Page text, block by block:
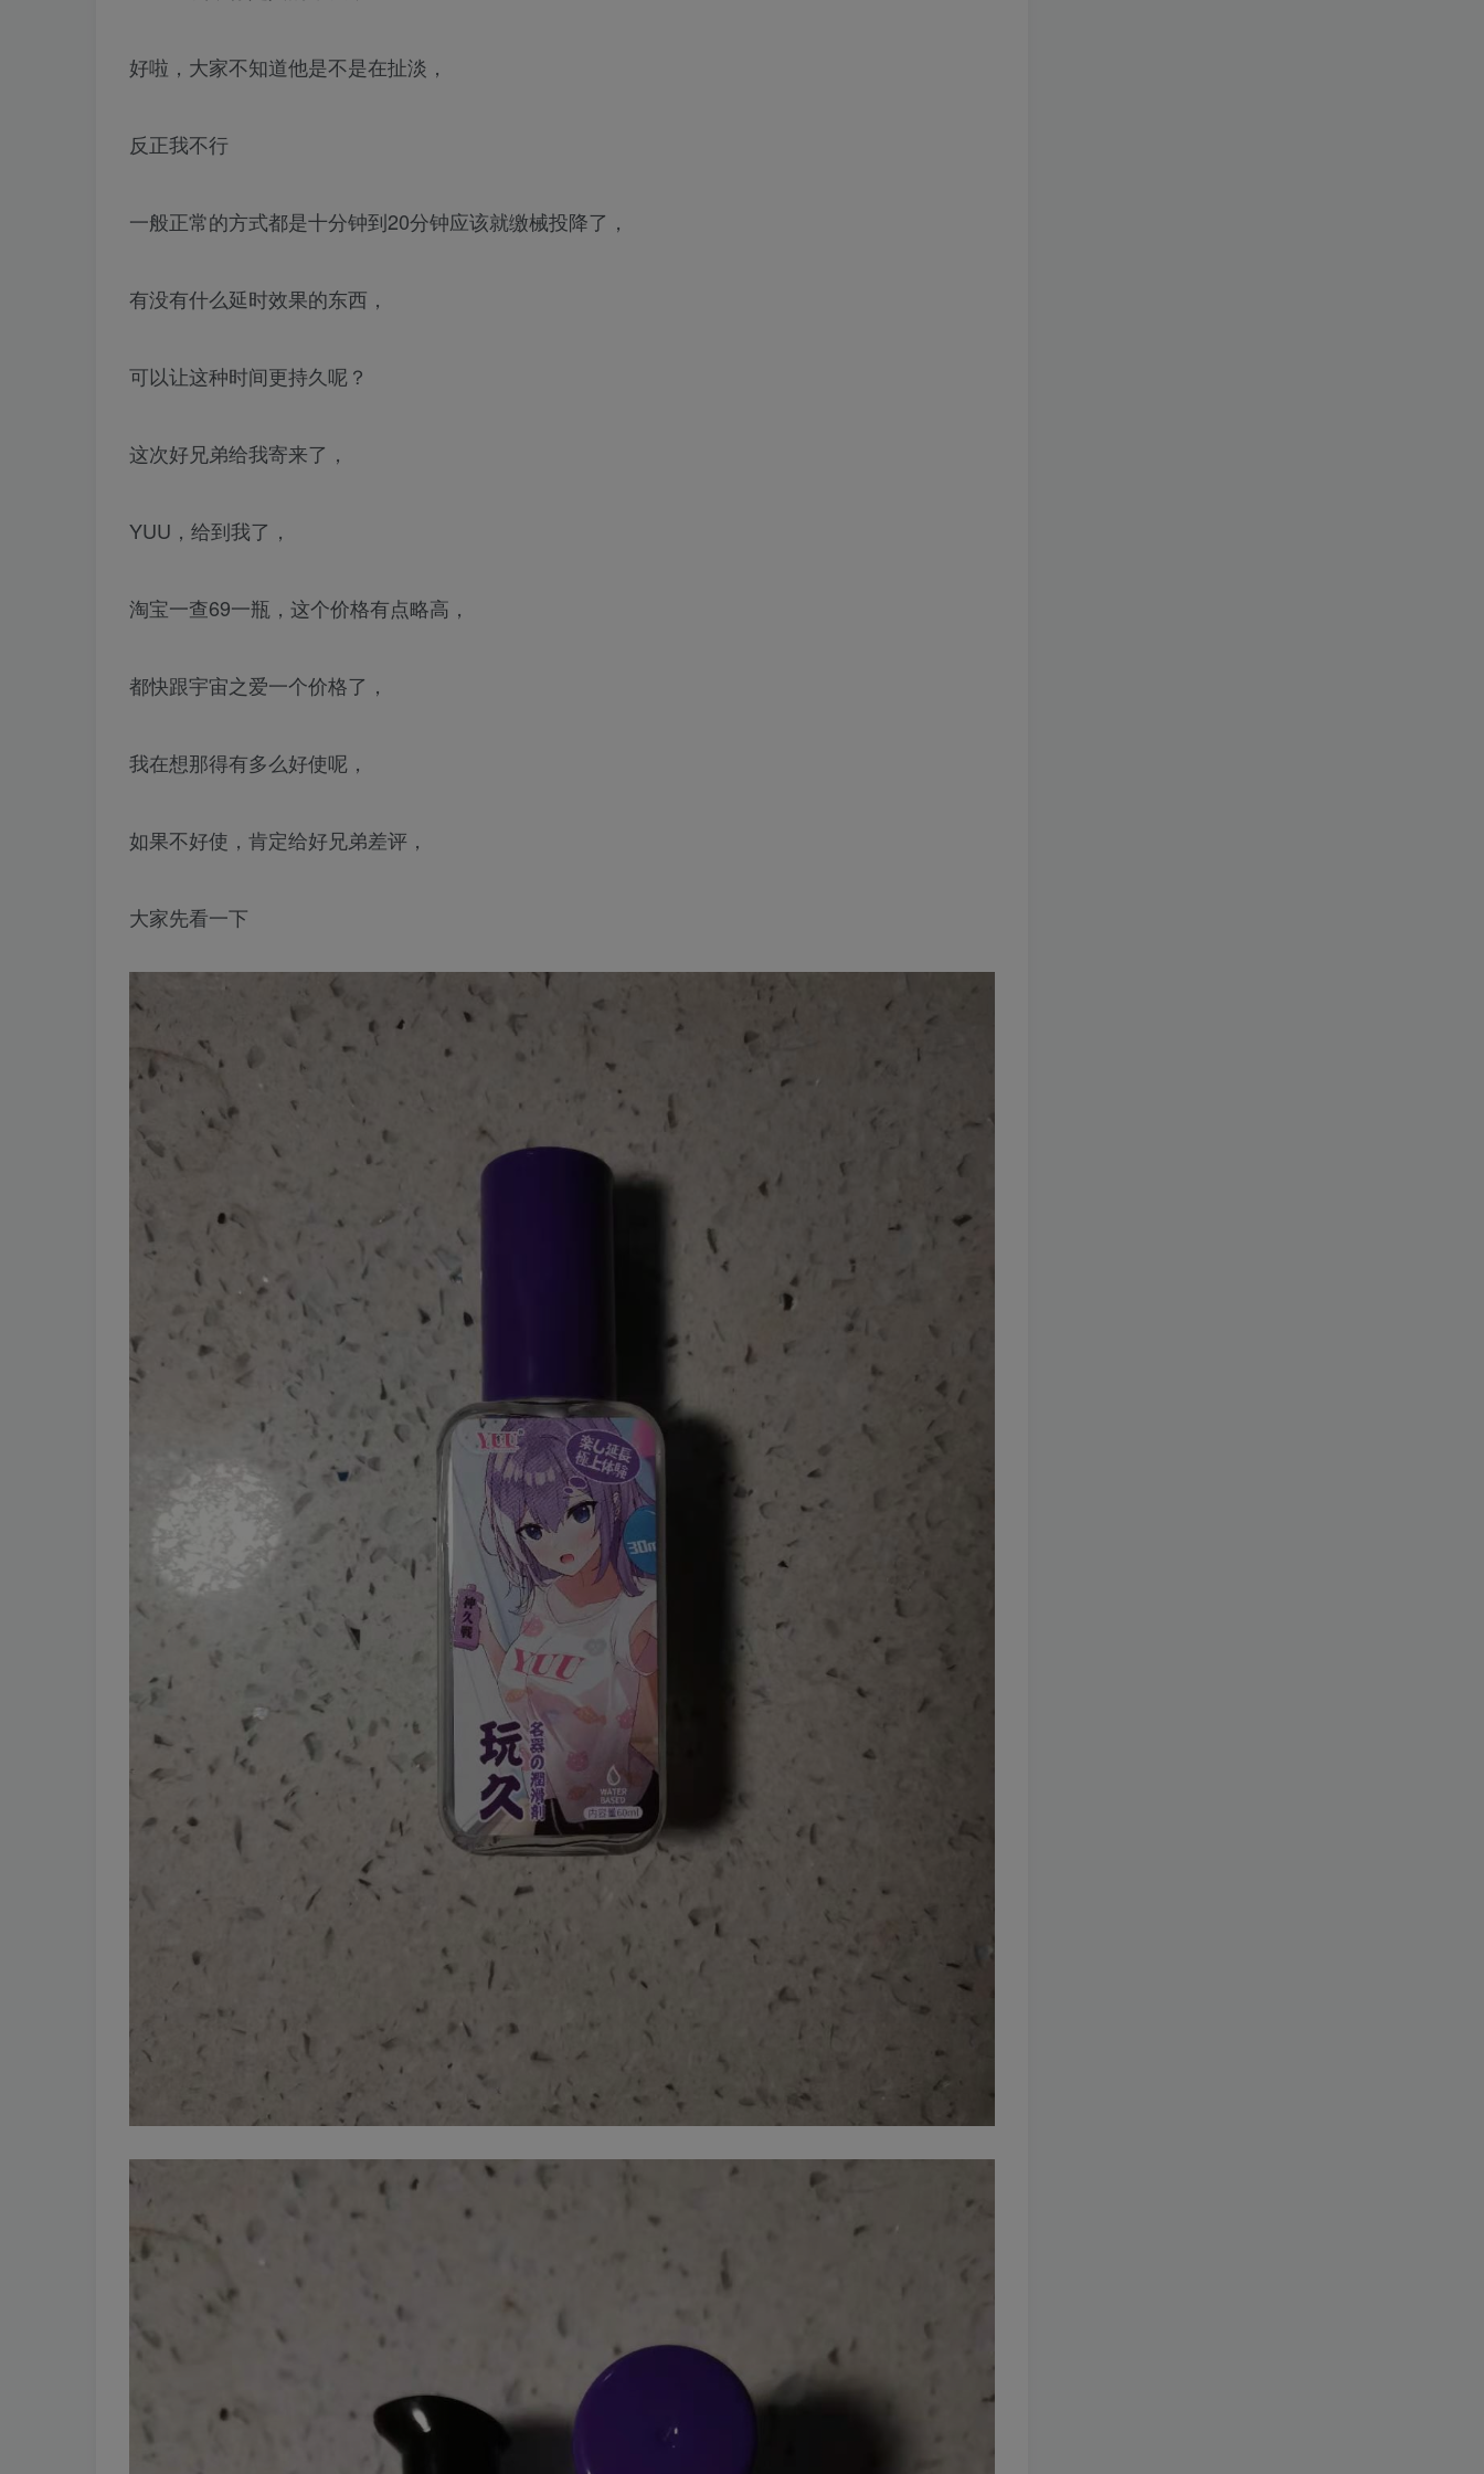
好啦，大家不知道他是不是在扯淡，
反正我不行
一般正常的方式都是十分钟到20分钟应该就缴械投降了，
有没有什么延时效果的东西，
可以让这种时间更持久呢？
这次好兄弟给我寄来了，
YUU，给到我了，
淘宝一查69一瓶，这个价格有点略高，
都快跟宇宙之爱一个价格了，
我在想那得有多么好使呢，
如果不好使，肯定给好兄弟差评，
大家先看一下